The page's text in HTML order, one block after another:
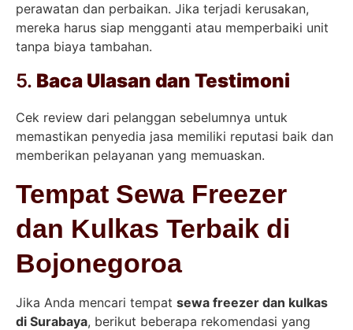
perawatan dan perbaikan. Jika terjadi kerusakan,
mereka harus siap mengganti atau memperbaiki unit
tanpa biaya tambahan.
5. Baca Ulasan dan Testimoni
Cek review dari pelanggan sebelumnya untuk
memastikan penyedia jasa memiliki reputasi baik dan
memberikan pelayanan yang memuaskan.
Tempat Sewa Freezer
dan Kulkas Terbaik di
Bojonegoroa
Jika Anda mencari tempat sewa freezer dan kulkas
di Surabaya, berikut beberapa rekomendasi yang